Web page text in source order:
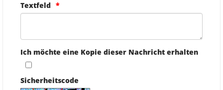
Textfeld
Ich möchte eine Kopie dieser Nachricht erhalten
Sicherheitscode